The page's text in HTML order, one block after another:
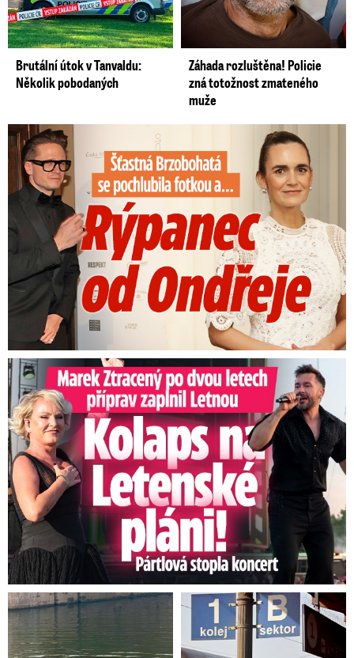
Brutální útok v Tanvaldu:
Několik pobodaných
Záhada rozluštěna! Policie
zná totožnost zmateného
muže
Šťastná Brzobohatá se pochlubila fotkou: Rýpanec od Ondřeje
Marek Ztracený na Letné: Pártlová zastavila koncert